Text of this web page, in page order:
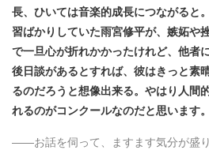
長、ひいては音楽的成長につながると
習ばかりしていた雨宮修平が、嫉妬や
で一旦心が折れかかったけれど、他者
後日談があるとすれば、彼はきっと素
るのだろうと想像出来る。やはり人間
れるのがコンクールなのだと思います。
――お話を伺って、ますます気分が盛